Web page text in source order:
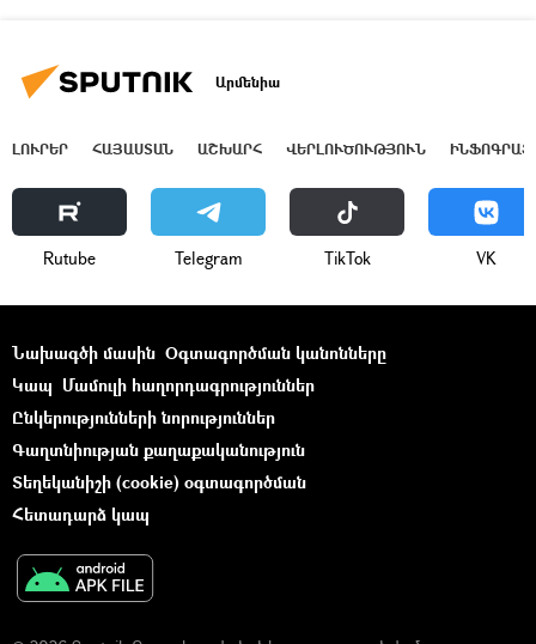
Արմենիա
ԼՈՒՐԵՐ ՀԱՅԱՍՏԱՆ ԱՇԽԱՐՀ ՎԵՐԼՈՒԾՈՒԹՅՈՒՆ
Rutube Telegram ТikТоk VK
Նախագծի մասին Օգտագործման կանոնները
Կապ Մամուլի հաղորդագրություններ
Ընկերությունների նորություններ
Գաղտնիության քաղաքականություն
Տեղեկանիշի (cookie) օգտագործման
Հետադարձ կապ